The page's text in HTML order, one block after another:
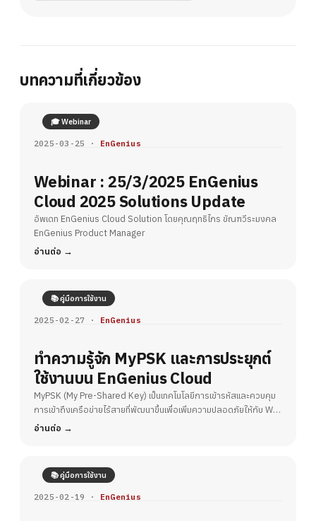
บทความที่เกี่ยวข้อง
🎓 Webinar
2025-03-25 · EnGenius
Webinar : 25/3/2025 EnGenius
Cloud 2025 Solutions Update
อัพเดท EnGenius Cloud Solution โดยคุณฤทธิไกร ขัณฑวีระมงคล
EnGenius Product Manager
อ่านต่อ
📚 คู่มือการใช้งาน
2025-02-27 · EnGenius
ทำความรู้จัก MyPSK และการประยุกต์
ใช้งานบน EnGenius Cloud
MyPSK (My Pre-Shared Key) เป็นเทคโนโลยีการเข้ารหัสและควบคุม
การเข้าถึงเครือข่ายไร้สายที่พัฒนาขึ้นเพื่อเพิ่มความปลอดภัยให้กับ Wi-
Fi
อ่านต่อ
📚 คู่มือการใช้งาน
2025-02-19 · EnGenius